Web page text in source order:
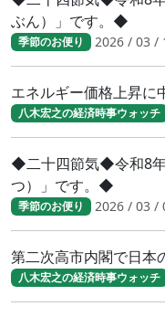
ぶん）」です。◆
季節のお便り 2026 / 03 /
エネルギー価格上昇に
八木宏之の経済時事ウォッチ
◆二十四節気◆令和8年
つ）」です。◆
季節のお便り 2026 / 03 /
第二次高市内閣で日本
八木宏之の経済時事ウォッチ